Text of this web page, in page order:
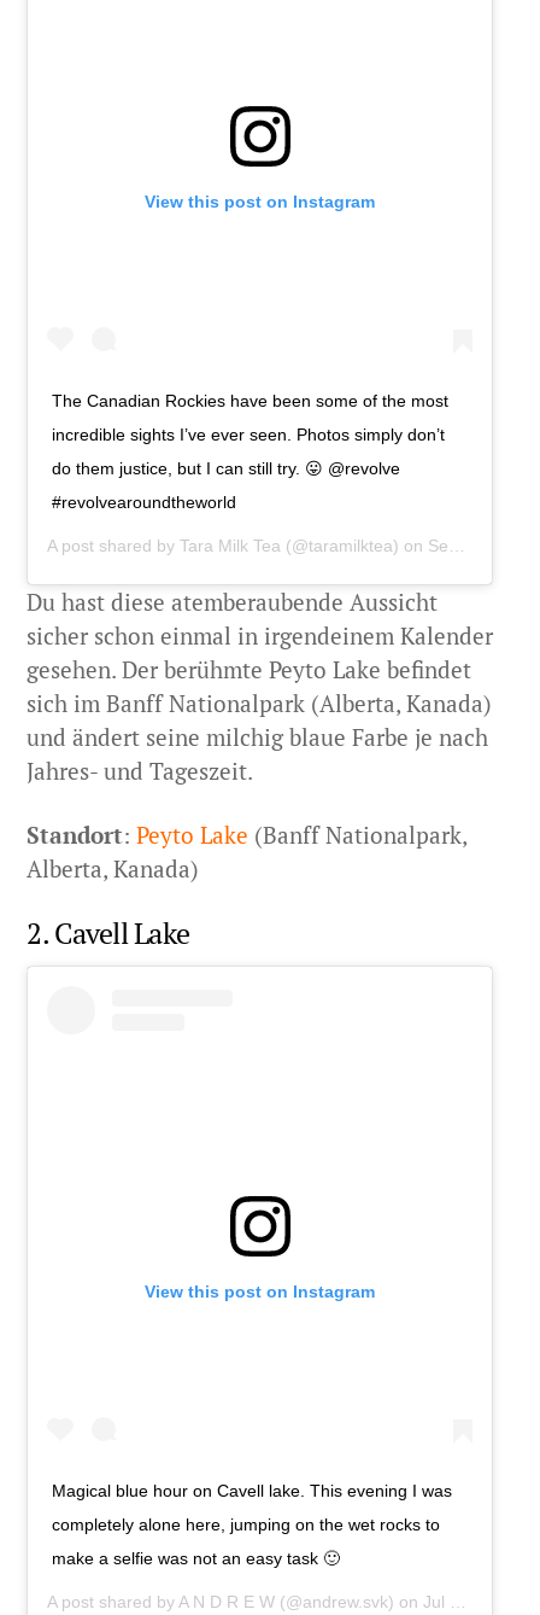
View this post on Instagram
The Canadian Rockies have been some of the most
incredible sights I’ve ever seen. Photos simply don’t
do them justice, but I can still try. 😛 @revolve
#revolvearoundtheworld
A post shared byTara Milk Tea (@taramilktea) on Sep 8, 2019 at 4:59am PDT
Du hast diese atemberaubende Aussicht
sicher schon einmal in irgendeinem Kalender
gesehen. Der berühmte Peyto Lake befindet
sich im Banff Nationalpark (Alberta, Kanada)
und ändert seine milchig blaue Farbe je nach
Jahres- und Tageszeit.
Standort:Peyto Lake (Banff Nationalpark,
Alberta, Kanada)
2. Cavell Lake
View this post on Instagram
Magical blue hour on Cavell lake. This evening I was
completely alone here, jumping on the wet rocks to
make a selfie was not an easy task 🙂
A post shared byA N D R E W (@andrew.svk) onJul 16, 2019 at 5:56am PDT